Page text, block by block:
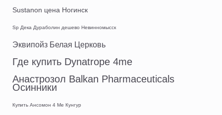
Sustanon цена Ногинск
Sp Дека Дураболин дешево Невинномысск
Эквипойз Белая Церковь
Где купить Dynatrope 4me
Анастрозол Balkan Pharmaceuticals
Осинники
Купить Ансомон 4 Ме Кунгур